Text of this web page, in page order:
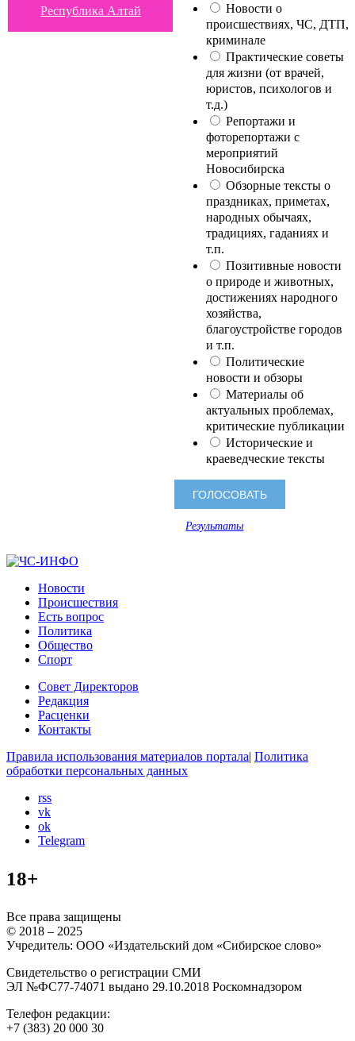
Республика Алтай
Новости о
происшествиях, ЧС, ДТП,
криминале
Практические советы
для жизни (от врачей,
юристов, психологов и
т.д.)
Репортажи и
фоторепортажи с
мероприятий
Новосибирска
Обзорные тексты о
праздниках, приметах,
народных обычаях,
традициях, гаданиях и
т.п.
Позитивные новости
о природе и животных,
достижениях народного
хозяйства,
благоустройстве городов
и т.п.
Политические
новости и обзоры
Материалы об
актуальных проблемах,
критические публикации
Исторические и
краеведческие тексты
Результаты
Новости
Происшествия
Есть вопрос
Политика
Общество
Спорт
Совет Директоров
Редакция
Расценки
Контакты
Правила использования материалов портала| Политика
обработки персональных данных
rss
vk
ok
Telegram
18+
Все права защищены
© 2018 – 2025
Учредитель: ООО «Издательский дом «Сибирское слово»
Свидетельство о регистрации СМИ
ЭЛ №ФС77-74071 выдано 29.10.2018 Роскомнадзором
Телефон редакции:
+7 (383) 20 000 30